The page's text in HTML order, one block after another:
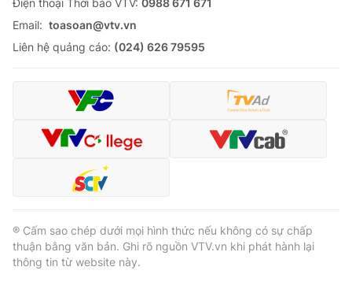
Ðiện thoại Thời báo VTV: 0988 671 671
Email: toasoan@vtv.vn
Liên hệ quảng cáo: (024) 626 79595
® Cấm sao chép dưới mọi hình thức nếu không có sự chấp
thuận bằng văn bản. Ghi rõ nguồn VTV.vn khi phát hành lại
thông tin từ website này.